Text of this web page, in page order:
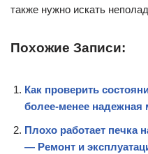
также нужно искать
Похожие Записи:
Как проверить
более-менее надежная
Плохо работает печка
— Ремонт и